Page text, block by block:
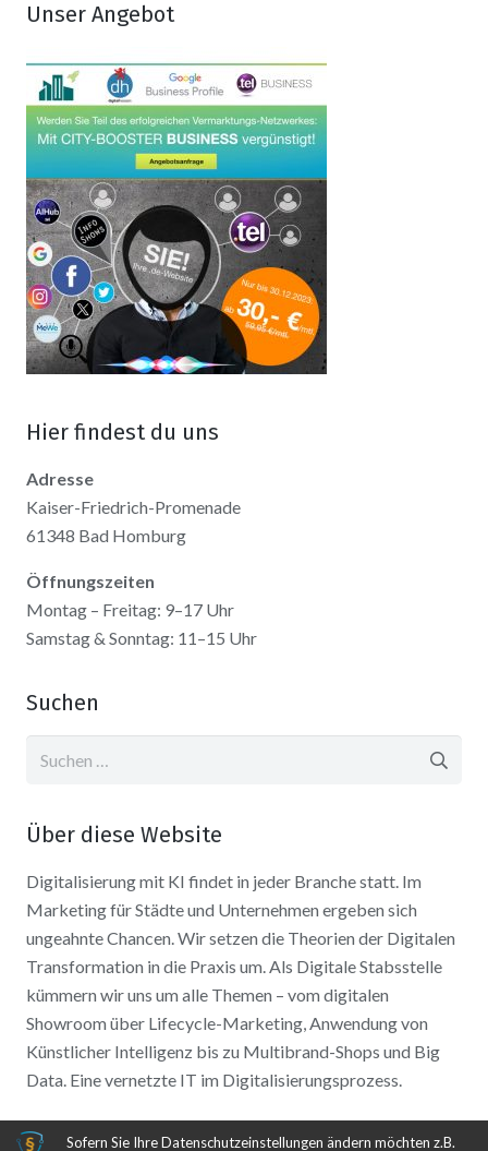
Unser Angebot
Hier findest du uns
Adresse
Kaiser-Friedrich-Promenade
61348 Bad Homburg
Öffnungszeiten
Montag – Freitag: 9–17 Uhr
Samstag & Sonntag: 11–15 Uhr
Suchen
Über diese Website
Digitalisierung mit KI findet in jeder Branche statt. Im
Marketing für Städte und Unternehmen ergeben sich
ungeahnte Chancen. Wir setzen die Theorien der Digitalen
Transformation in die Praxis um. Als Digitale Stabsstelle
kümmern wir uns um alle Themen – vom digitalen
Showroom über Lifecycle-Marketing, Anwendung von
Künstlicher Intelligenz bis zu Multibrand-Shops und Big
Data. Eine vernetzte IT im Digitalisierungsprozess.
Sofern Sie Ihre Datenschutzeinstellungen ändern möchten z.B.